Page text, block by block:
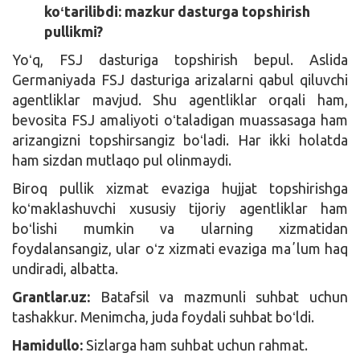
koʻtarilibdi: mazkur dasturga topshirish
pullikmi?
Yoʻq, FSJ dasturiga topshirish bepul. Aslida
Germaniyada FSJ dasturiga arizalarni qabul qiluvchi
agentliklar mavjud. Shu agentliklar orqali ham,
bevosita FSJ amaliyoti oʻtaladigan muassasaga ham
arizangizni topshirsangiz boʻladi. Har ikki holatda
ham sizdan mutlaqo pul olinmaydi.
Biroq pullik xizmat evaziga hujjat topshirishga
koʻmaklashuvchi xususiy tijoriy agentliklar ham
boʻlishi mumkin va ularning xizmatidan
foydalansangiz, ular oʻz xizmati evaziga maʼlum haq
undiradi, albatta.
Grantlar.uz: Batafsil va mazmunli suhbat uchun
tashakkur. Menimcha, juda foydali suhbat boʻldi.
Hamidullo: Sizlarga ham suhbat uchun rahmat.